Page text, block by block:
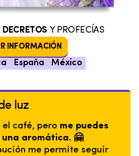
DECRETOS Y PROFECÍAS
INFORMACIÓN
España México
luz
el café, pero me puedes
aromática. 🤗
me permite seguir